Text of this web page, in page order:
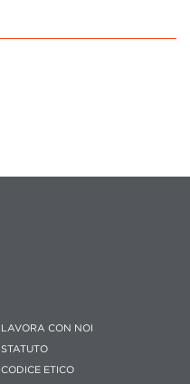
LAVORA CON NOI
STATUTO
CODICE ETICO